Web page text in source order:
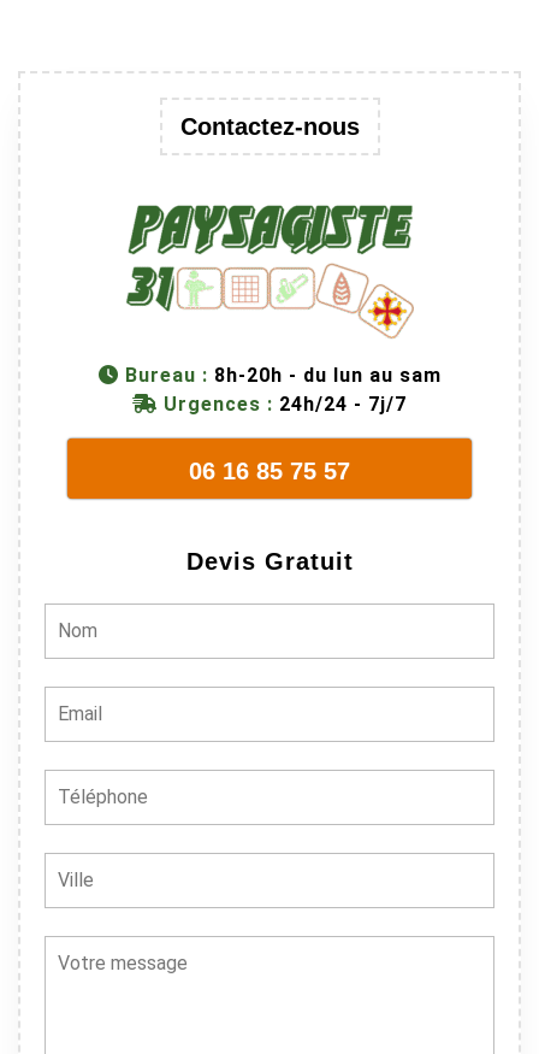
Contactez-nous
Bureau : 8h-20h - du lun au sam
Urgences : 24h/24 - 7j/7
06 16 85 75 57
Devis Gratuit